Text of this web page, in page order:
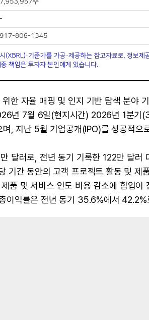
한 자율 매핑 및 인지 기반 탐색 분야
년 7월 6일(현지시간) 2026년 1분기
, 지난 5월 기업공개(IPO)를 성공적으
달러로, 전년 동기 기록한 122만 달
기간 동안의 고객 프로젝트 활동 및 제
품 및 서비스 인도 비용 감소에 힘입
이익률은 전년 동기 35.6%에서